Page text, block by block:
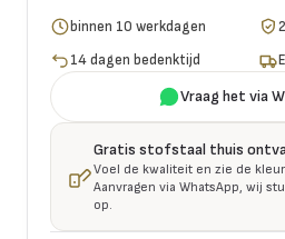
binnen 10 werkdagen
14 dagen bedenktijd
Vraag het via
Gratis stofstaal thuis
Voel de kwaliteit en zie de
Aanvragen via WhatsApp, wij
op.